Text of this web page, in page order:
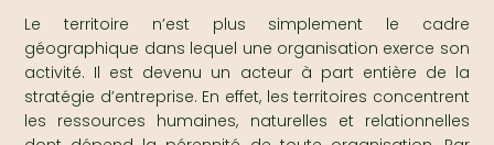
Le territoire n’est plus simplement le cadre
géographique dans lequel une organisation exerce son
activité. Il est devenu un acteur à part entière de la
stratégie d’entreprise. En effet, les territoires concentrent
les ressources humaines, naturelles et relationnelles